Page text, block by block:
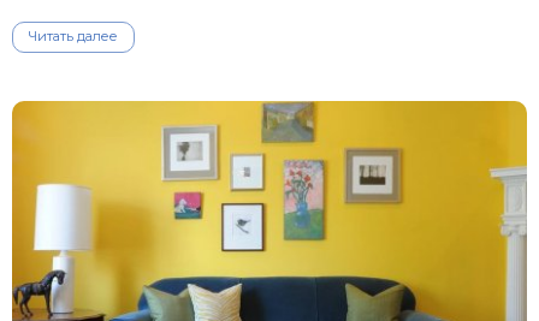
Читать далее